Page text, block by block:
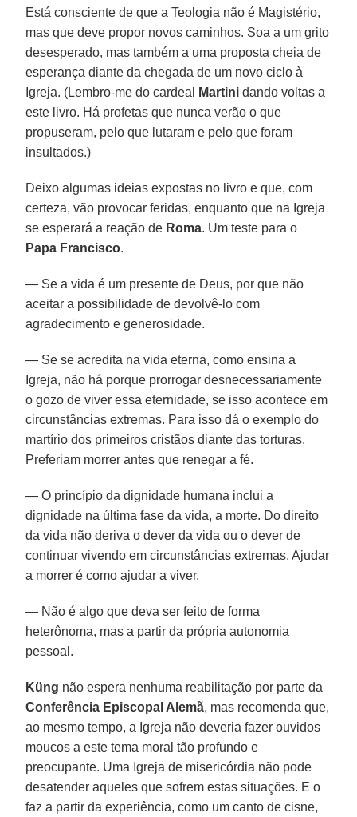
Está consciente de que a Teologia não é Magistério,
mas que deve propor novos caminhos. Soa a um grito
desesperado, mas também a uma proposta cheia de
esperança diante da chegada de um novo ciclo à
Igreja. (Lembro-me do cardeal
Martini dando voltas a
este livro. Há profetas que nunca verão o que
propuseram, pelo que lutaram e pelo que foram
insultados.)
Deixo algumas ideias expostas no livro e que, com
certeza, vão provocar feridas, enquanto que na Igreja
se esperará a reação de Roma. Um teste para o
Papa Francisco.
— Se a vida é um presente de Deus, por que não
aceitar a possibilidade de devolvê-lo com
agradecimento e generosidade.
— Se se acredita na vida eterna, como ensina a
Igreja, não há porque prorrogar desnecessariamente
o gozo de viver essa eternidade, se isso acontece em
circunstâncias extremas. Para isso dá o exemplo do
martírio dos primeiros cristãos diante das torturas.
Preferiam morrer antes que renegar a fé.
— O princípio da dignidade humana inclui a
dignidade na última fase da vida, a morte. Do direito
da vida não deriva o dever da vida ou o dever de
continuar vivendo em circunstâncias extremas. Ajudar
a morrer é como ajudar a viver.
— Não é algo que deva ser feito de forma
heterônoma, mas a partir da própria autonomia
pessoal.
Küng não espera nenhuma reabilitação por parte da
Conferência Episcopal Alemã, mas recomenda que,
ao mesmo tempo, a Igreja não deveria fazer ouvidos
moucos a este tema moral tão profundo e
preocupante. Uma Igreja de misericórdia não pode
desatender aqueles que sofrem estas situações. E o
faz a partir da experiência, como um canto de cisne,